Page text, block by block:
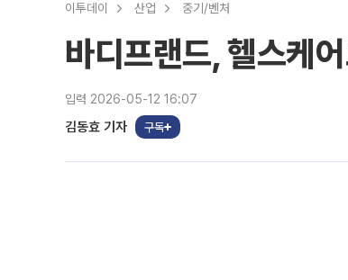
이투데이 산업 중기/벤처
바디프랜드, 헬스케
입력 2026-05-12 16:07
김동효 기자 구독